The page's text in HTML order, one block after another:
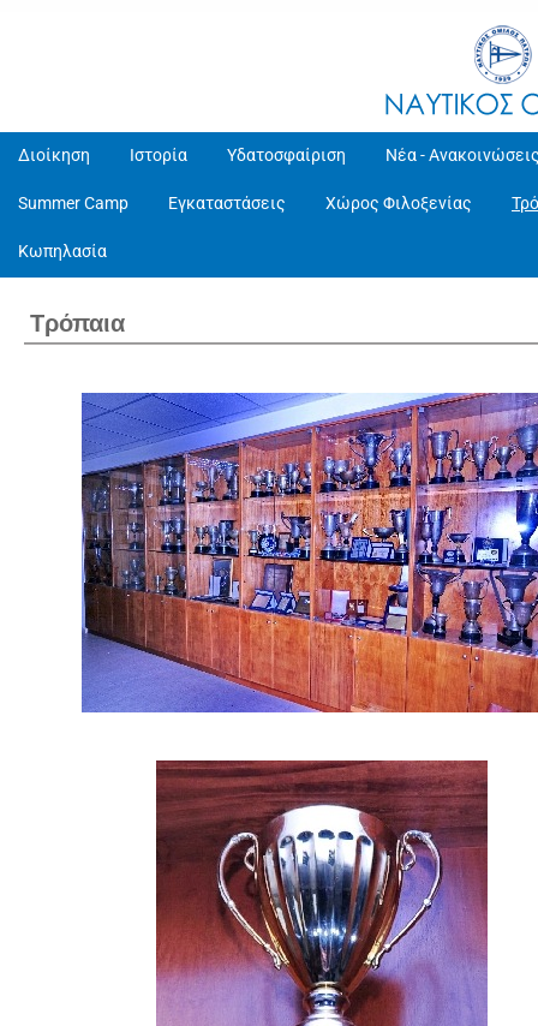
Διοίκηση Ιστορία Υδατοσφαίριση Νέα -
Summer Camp Εγκαταστάσεις Χώρος Φιλοξενίας
Κωπηλασία
Τρόπαια